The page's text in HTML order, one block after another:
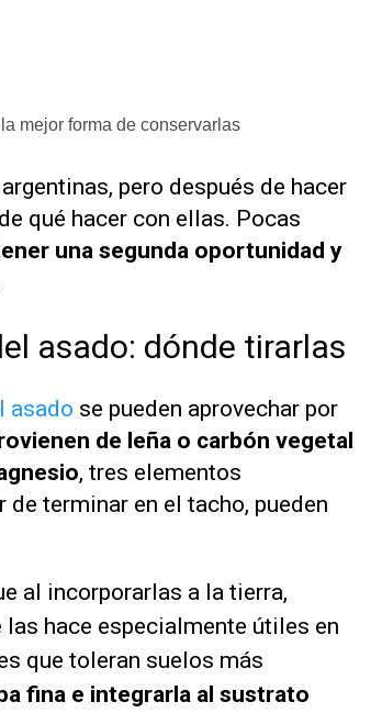
mejor forma de conservarlas
pero después de hacer
qué hacer con ellas. Pocas
una segunda oportunidad y
asado: dónde tirarlas
asado se pueden aprovechar por
de leña o carbón vegetal
, tres elementos
terminar en el tacho, pueden
al incorporarlas a la tierra,
las hace especialmente útiles en
que toleran suelos más
fina e integrarla al sustrato